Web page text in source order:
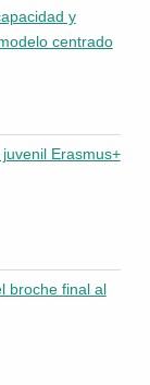
y
centrado
Erasmus+
broche final al